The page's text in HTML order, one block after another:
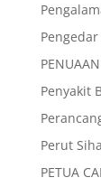
PENUAAN
Penyakit
Perut
PETUA